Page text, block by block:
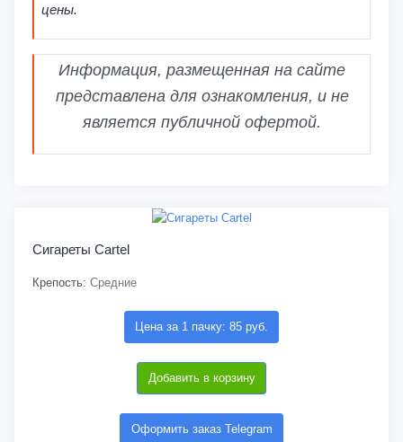
цены.
Информация, размещенная на сайте
представлена для ознакомления, и не
является публичной офертой.
Сигареты Cartel
Крепость: Средние
Цена за 1 пачку: 85 руб.
Добавить в корзину
Оформить заказ Telegram